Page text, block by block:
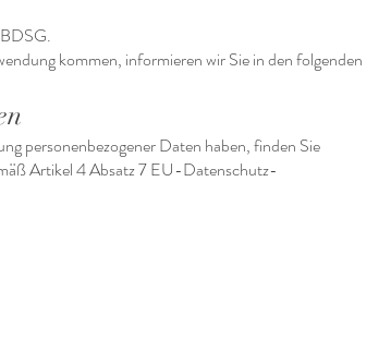
kommen, informieren wir Sie in den folgenden
personenbezogener Daten haben, finden Sie
Artikel 4 Absatz 7 EU-Datenschutz-